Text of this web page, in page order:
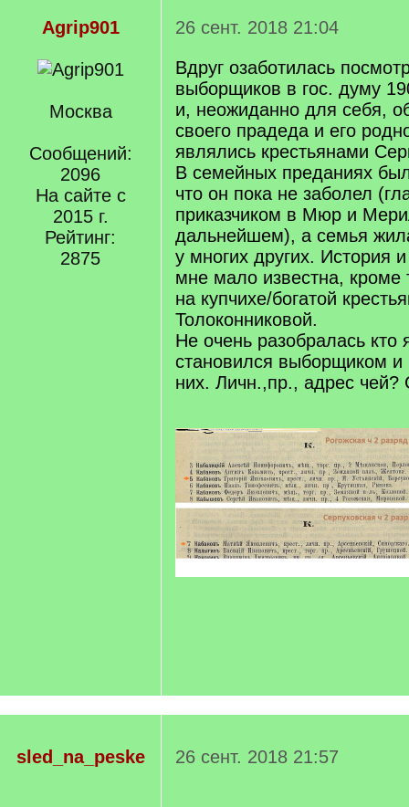
Agrip901
Москва
Сообщений:
2096
На сайте с
2015 г.
Рейтинг:
2875
26 сент. 2018 21:04
Вдруг озаботилась
выборщиков в гос. думу
и, неожиданно для себя,
своего прадеда и его
являлись крестьянами
В семейных преданиях
что он пока не заболел
приказчиком в Мюр и
дальнейшем), а семья
у многих других. История
мне мало известна, кроме
на купчихе/богатой
Толоконниковой.
Не очень разобралась кто
становился выборщиком и
них. Личн.,пр., адрес чей?
sled_na_peske 26 сент. 2018 21:57